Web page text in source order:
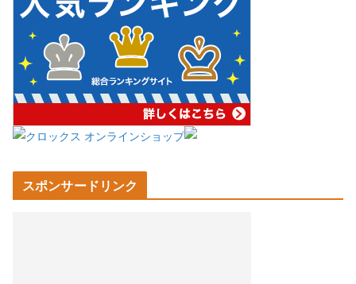
スポンサードリンク